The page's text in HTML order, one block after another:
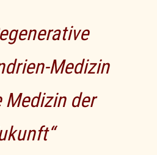
Medizin
Medizin der